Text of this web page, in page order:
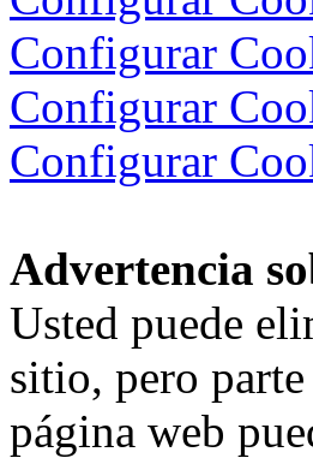
Configurar
Configurar
Configurar
Advertencia
Usted puede
sitio, pero
página web